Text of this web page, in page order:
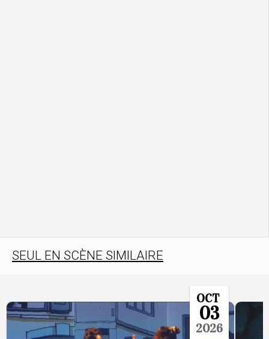
SEUL EN SCÈNE SIMILAIRE
OCT
03
2026